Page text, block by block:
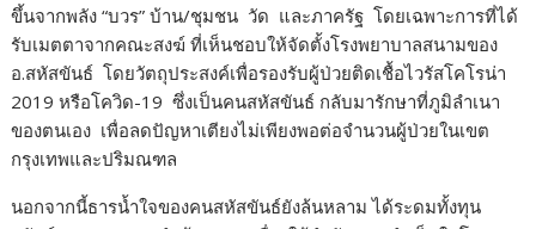
ขึ้นจากพลัง “บวร” บ้าน/ชุมชน วัด และภาครัฐ โดยเฉพาะการที่ได้
รับเมตตาจากคณะสงฆ์ ที่เห็นชอบให้จัดตั้งโรงพยาบาลสนามของ
อ.สหัสขันธ์ โดยวัตถุประสงค์เพื่อรองรับผู้ป่วยติดเชื้อไวรัสโคโรน่า
2019 หรือโควิด-19 ซึ่งเป็นคนสหัสขันธ์ กลับมารักษาที่ภูมิลำเนา
ของตนเอง เพื่อลดปัญหาเตียงไม่เพียงพอต่อจำนวนผู้ป่วยในเขต
กรุงเทพและปริมณฑล
นอกจากนี้ธารน้ำใจของคนสหัสขันธ์ยังล้นหลาม ได้ระดมทั้งทุน